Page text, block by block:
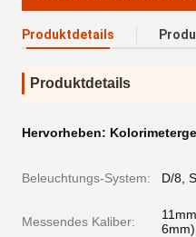
Produktdetails
Produktdetails
Hervorheben:
Beleuchtungs-System: D/8,
Messendes Kaliber:
6mm)